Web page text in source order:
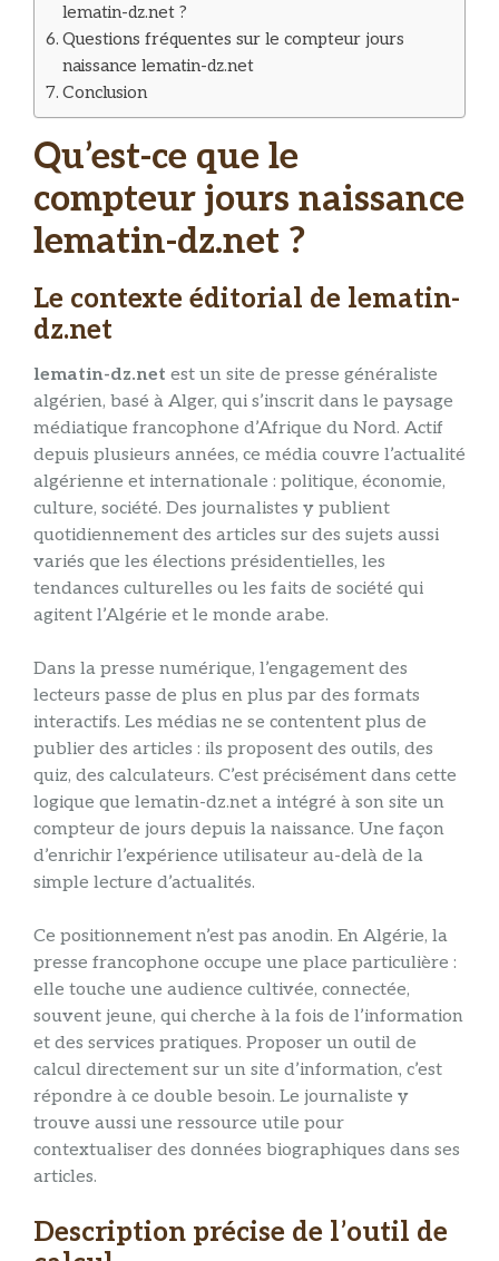
lematin-dz.net ?
Questions fréquentes sur le compteur jours
naissance lematin-dz.net
Conclusion
Qu’est-ce que le
compteur jours naissance
lematin-dz.net ?
Le contexte éditorial de lematin-
dz.net
lematin-dz.net est un site de presse généraliste
algérien, basé à Alger, qui s’inscrit dans le paysage
médiatique francophone d’Afrique du Nord. Actif
depuis plusieurs années, ce média couvre l’actualité
algérienne et internationale : politique, économie,
culture, société. Des journalistes y publient
quotidiennement des articles sur des sujets aussi
variés que les élections présidentielles, les
tendances culturelles ou les faits de société qui
agitent l’Algérie et le monde arabe.
Dans la presse numérique, l’engagement des
lecteurs passe de plus en plus par des formats
interactifs. Les médias ne se contentent plus de
publier des articles : ils proposent des outils, des
quiz, des calculateurs. C’est précisément dans cette
logique que lematin-dz.net a intégré à son site un
compteur de jours depuis la naissance. Une façon
d’enrichir l’expérience utilisateur au-delà de la
simple lecture d’actualités.
Ce positionnement n’est pas anodin. En Algérie, la
presse francophone occupe une place particulière :
elle touche une audience cultivée, connectée,
souvent jeune, qui cherche à la fois de l’information
et des services pratiques. Proposer un outil de
calcul directement sur un site d’information, c’est
répondre à ce double besoin. Le journaliste y
trouve aussi une ressource utile pour
contextualiser des données biographiques dans ses
articles.
Description précise de l’outil de